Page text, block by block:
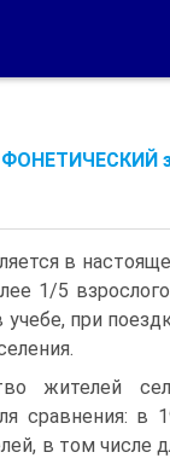
ФОНЕТИЧЕСКИЙ
в
1/5
при
жителей
сравнения: в
в том числе